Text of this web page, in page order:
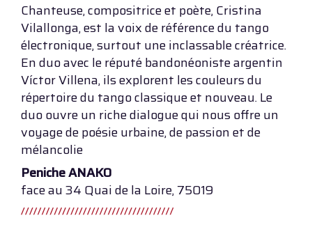
Chanteuse, compositrice et poète, Cristina
Vilallonga, est la voix de référence du tango
électronique, surtout une inclassable créatrice.
En duo avec le réputé bandonéoniste argentin
Víctor Villena, ils explorent les couleurs du
répertoire du tango classique et nouveau. Le
duo ouvre un riche dialogue qui nous offre un
voyage de poésie urbaine, de passion et de
mélancolie
Peniche ANAKO
face au 34 Quai de la Loire, 75019